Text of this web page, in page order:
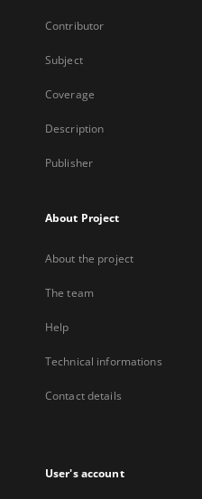
Contributor
Subject
Coverage
Description
Publisher
About Project
About the project
The team
Help
Technical informations
Contact details
User's account